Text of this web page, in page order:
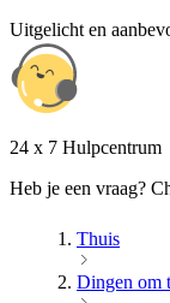
Uitgelicht en
24 x 7 Hulpcentrum
Heb je een vraag?
Thuis
Dingen om